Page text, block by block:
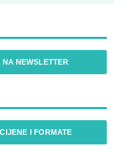
NEWSLETTER
I FORMATE